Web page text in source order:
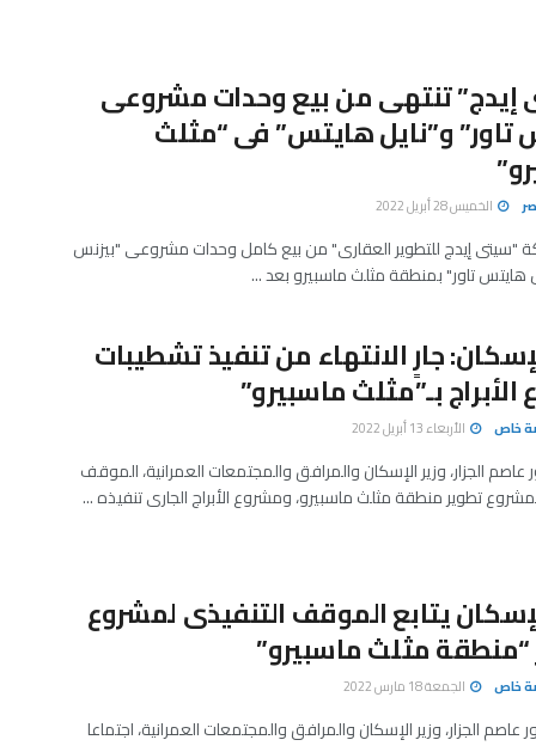
إيدج” تنتهى من بيع وحدات مشروعى
تاور” و”نايل هايتس” فى “مثلث
الخميس 28 أبريل 2022
"سيتى إيدج للتطوير العقارى" من بيع كامل وحدات مشروعى "بيزنس
هايتس تاور" بمنطقة مثلث ماسبيرو بعد ...
جارٍ الانتهاء من تنفيذ تشطيبات
بـ”مثلث ماسبيرو”
خاص الأربعاء 13 أبريل 2022
عاصم الجزار، وزير الإسكان والمرافق والمجتمعات العمرانية، الموقف
تطوير منطقة مثلث ماسبيرو، ومشروع الأبراج الجارى تنفيذه ...
يتابع الموقف التنفيذى لمشروع
مثلث ماسبيرو”
خاص الجمعة 18 مارس 2022
عاصم الجزار، وزير الإسكان والمرافق والمجتمعات العمرانية، اجتماعا